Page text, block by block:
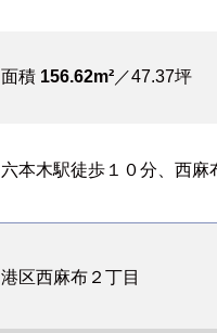
面積 156.62m²／47.37坪
六本木駅徒歩１０分、西麻
港区西麻布２丁目